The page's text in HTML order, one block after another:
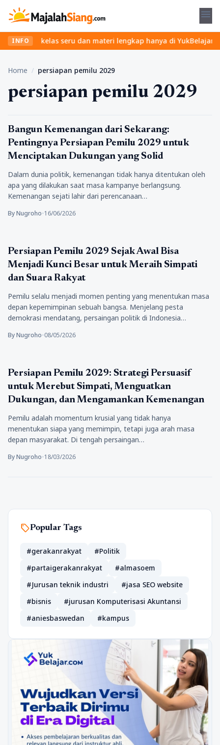
menu
INFOkelas seru dan materi lengkap hanya di
Home / persiapan pemilu 2029
persiapan pemilu 2029
Politik
Bangun Kemenangan dari Sekarang:
Pentingnya Persiapan Pemilu 2029 untuk
Menciptakan Dukungan yang Solid
Dalam dunia politik, kemenangan tidak hanya ditentukan oleh
apa yang dilakukan saat masa kampanye berlangsung.
Kemenangan sejati lahir dari perencanaan…
By Nugroho•16/06/2026
Berita
Persiapan Pemilu 2029 Sejak Awal Bisa
Menjadi Kunci Besar untuk Meraih Simpati
dan Suara Rakyat
Pemilu selalu menjadi momen penting yang menentukan masa
depan kepemimpinan sebuah bangsa. Menjelang pesta
demokrasi mendatang, persaingan politik di Indonesia…
By Nugroho•08/05/2026
Politik
Persiapan Pemilu 2029: Strategi Persuasif
untuk Merebut Simpati, Menguatkan
Dukungan, dan Mengamankan Kemenangan
Pemilu adalah momentum krusial yang tidak hanya
menentukan siapa yang memimpin, tetapi juga arah masa
depan masyarakat. Di tengah persaingan…
By Nugroho•18/03/2026
sellPopular Tags
#gerakanrakyat
#Politik
#partaigerakanrakyat
#almasoem
#Jurusan teknik industri
#jasa SEO website
#bisnis
#jurusan Komputerisasi Akuntansi
#aniesbaswedan
#kampus